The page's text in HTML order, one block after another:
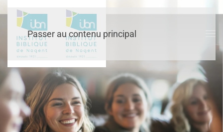
Passer au contenu principal